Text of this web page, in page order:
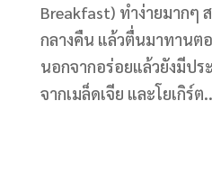
Breakfast) ทำง่ายมากๆ
กลางคืน แล้วตื่นมาทาน
นอกจากอร่อยแล้วยังมีป
จากเมล็ดเจีย และโยเกิร์ต